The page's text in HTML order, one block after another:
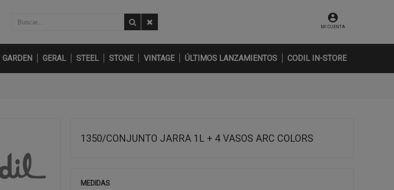
MI CUENTA
GARDEN GERAL STEEL STONE VINTAGE ÚLTIMOS LANZAMIENTOS CODIL IN-STORE
1350/CONJUNTO JARRA 1L + 4 VASOS ARC COLORS
MEDIDAS